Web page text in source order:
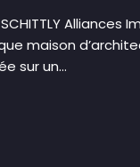
maison
sur un...